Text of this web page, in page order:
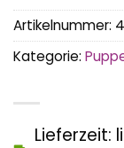
Lieferzeit:
Artikelnummer:
Kategorie: